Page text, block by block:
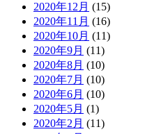
2020年12月 (15)
2020年11月 (16)
2020年10月 (11)
2020年9月 (11)
2020年8月 (10)
2020年7月 (10)
2020年6月 (10)
2020年5月 (1)
2020年2月 (11)